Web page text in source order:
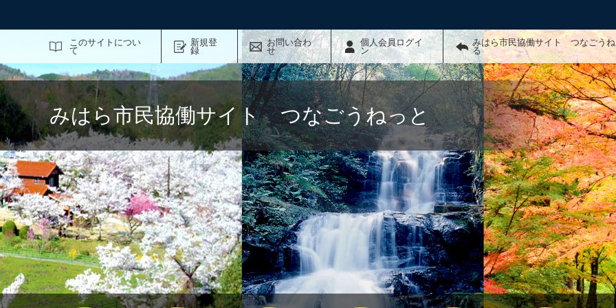
このサイトについ
て
新規登
録
お問い合わ
せ
個人会員ログイ
ン
みはら市民協働サイト つなごう
る
みはら市民協働サイト つなごうねっと